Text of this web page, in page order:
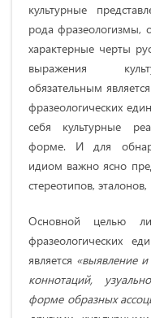
культурные
рода фразеологизмы,
характерные черты
выражения
обязательным
фразеологических
себя культурные
форме. И для
идиом важно ясно
стереотипов, эталонов,
Основной целью
фразеологических
является «выявление
коннотаций,
форме образных